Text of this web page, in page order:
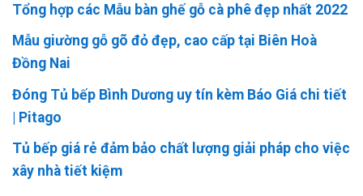
Tổng hợp các Mẫu bàn ghế gỗ cà phê đẹp nhất 2022
Mẫu giường gỗ gõ đỏ đẹp, cao cấp tại Biên Hoà
Đồng Nai
Đóng Tủ bếp Bình Dương uy tín kèm Báo Giá chi tiết
| Pitago
Tủ bếp giá rẻ đảm bảo chất lượng giải pháp cho việc
xây nhà tiết kiệm